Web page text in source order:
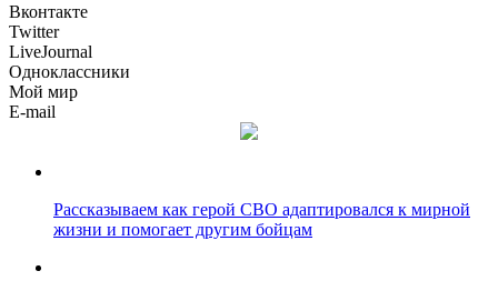
Вконтакте
Twitter
LiveJournal
Одноклассники
Мой мир
E-mail
Рассказываем как герой СВО адаптировался к мирной
жизни и помогает другим бойцам